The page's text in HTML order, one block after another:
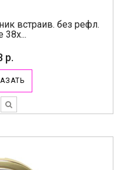
встраив. без рефл.
38х...
р.